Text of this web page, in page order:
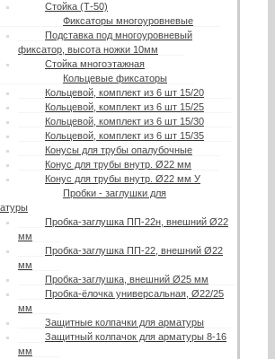
Стойка (Т-50)
Фиксаторы многоуровневые
Подставка под многоуровневый
фиксатор, высота ножки 10мм
Стойка многоэтажная
Кольцевые фиксаторы
Кольцевой, комплект из 6 шт 15/20
Кольцевой, комплект из 6 шт 15/25
Кольцевой, комплект из 6 шт 15/30
Кольцевой, комплект из 6 шт 15/35
Конусы для трубы опалубочные
Конус для трубы внутр. Ø22 мм
Конус для трубы внутр. Ø22 мм У
Пробки - заглушки для
Пробка-заглушка ПП-22н, внешний Ø22
мм
Пробка-заглушка ПП-22, внешний Ø22
мм
Пробка-заглушка, внешний Ø25 мм
Пробка-ёлочка универсальная, Ø22/25
мм
Защитные колпачки для арматуры
Защитный колпачок для арматуры 8-16
мм